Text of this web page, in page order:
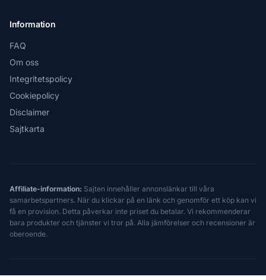
Information
FAQ
Om oss
Integritetspolicy
Cookiepolicy
Disclaimer
Sajtkarta
Affiliate-information: Sajten innehåller annonslänkar till våra
samarbetspartners. När du klickar på en länk och genomför ett köp kan vi
få en provision. Detta påverkar inte priset du betalar. Vi rekommenderar
bara produkter och tjänster vi tror på. Alla jämförelser och recensioner är
oberoende.